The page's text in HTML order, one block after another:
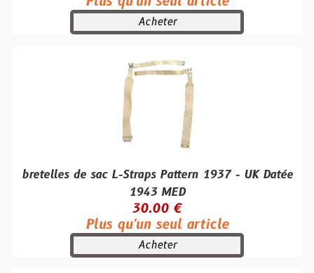
Acheter
bretelles de sac L-Straps Pattern 1937 - UK Datée
1943 MED
30.00 €
Plus qu'un seul article
Acheter